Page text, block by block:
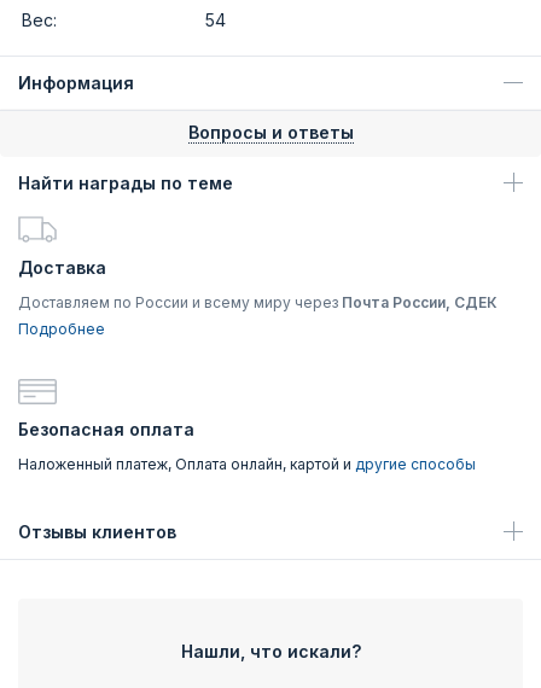
Вес:
54
Информация
Вопросы и ответы
Найти награды по теме
Доставка
Доставляем по России и всему миру через Почта России, СДЕК
Подробнее
Безопасная оплата
Наложенный платеж, Оплата онлайн, картой и другие способы
Отзывы клиентов
Нашли, что искали?